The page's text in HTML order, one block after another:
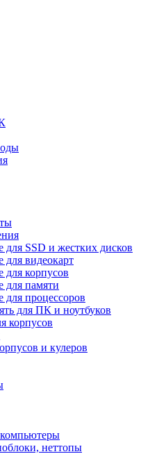
для SSD и жестких дисков
видеокарт
корпусов
для памяти
процессоров
для ПК и ноутбуков
корпусов
и кулеров
неттопы